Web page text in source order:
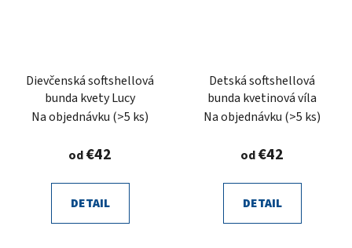
Dievčenská softshellová
bunda kvety Lucy
Na objednávku (>5 ks)
od€42
DETAIL
Detská softshellová
bunda kvetinová víla
Na objednávku (>5 ks)
od€42
DETAIL